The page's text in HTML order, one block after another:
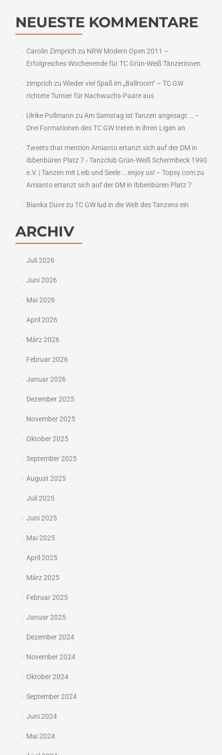
NEUESTE KOMMENTARE
Carolin Zimprich zu NRW Modern Open 2011 –
Erfolgreiches Wochenende für TC Grün-Weiß Tänzerinnen
zimprich zu Wieder viel Spaß im „Ballroom“ – TC GW
richtete Turnier für Nachwuchs-Paare aus
Ulrike Pollmann zu Am Samstag ist Tanzen angesagt … –
Drei Formationen des TC GW treten in ihren Ligen an
Tweets that mention Amianto ertanzt sich auf der DM in
Ibbenbüren Platz 7 ‹ Tanzclub Grün-Weiß Schermbeck 1990
e.V. | Tanzen mit Leib und Seele ...enjoy us! -- Topsy.comzu
Amianto ertanzt sich auf der DM in Ibbenbüren Platz 7
Bianka Duvezu TC GW lud in die Welt des Tanzens ein
ARCHIV
Juli 2026
Juni 2026
Mai 2026
April 2026
März 2026
Februar 2026
Januar 2026
Dezember 2025
November 2025
Oktober 2025
September 2025
August 2025
Juli 2025
Juni 2025
Mai 2025
April 2025
März 2025
Februar 2025
Januar 2025
Dezember 2024
November 2024
Oktober 2024
September 2024
Juni 2024
Mai 2024